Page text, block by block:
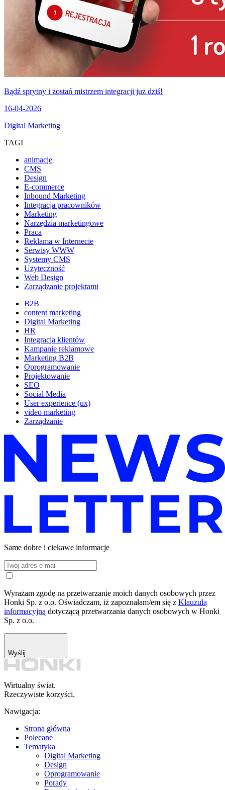
Bądź sprytny i zostań mistrzem integracji już dziś!
16-04-2026
Digital Marketing
TAGI
animacje
CMS
Design
E-commerce
Inbound Marketing
Integracja pracowników
Marketing
Narzędzia marketingowe
Praca
Reklama w Internecie
Serwisy WWW
Systemy CMS
Użyteczność
Web Design
Zarządzanie projektami
B2B
content marketing
Digital Marketing
HR
Integracja klientów
Kampanie reklamowe
Marketing B2B
Oprogramowanie
Projektowanie
SEO
Social Media
User experience (ux)
video marketing
Zarządzanie
Same dobre i ciekawe informacje
Wyrażam zgodę na przetwarzanie moich danych osobowych przez
Honki Sp. z o.o. Oświadczam, iż zapoznałam/em się z Klauzulą
informacyjną dotyczącą przetwarzania danych osobowych w Honki
Sp. z o.o.
Wyślij
Wirtualny świat.
Rzeczywiste korzyści.
Nawigacja:
Strona główna
Polecane
Tematyka
Digital Marketing
Design
Oprogramowanie
Porady